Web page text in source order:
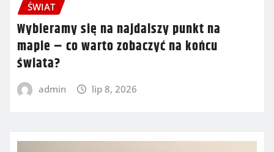
ŚWIAT
Wybieramy się na najdalszy punkt na
mapie – co warto zobaczyć na końcu
świata?
admin lip 8, 2026